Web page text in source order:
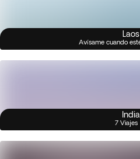
Laos
Avísame cuando
India
7 Viajes